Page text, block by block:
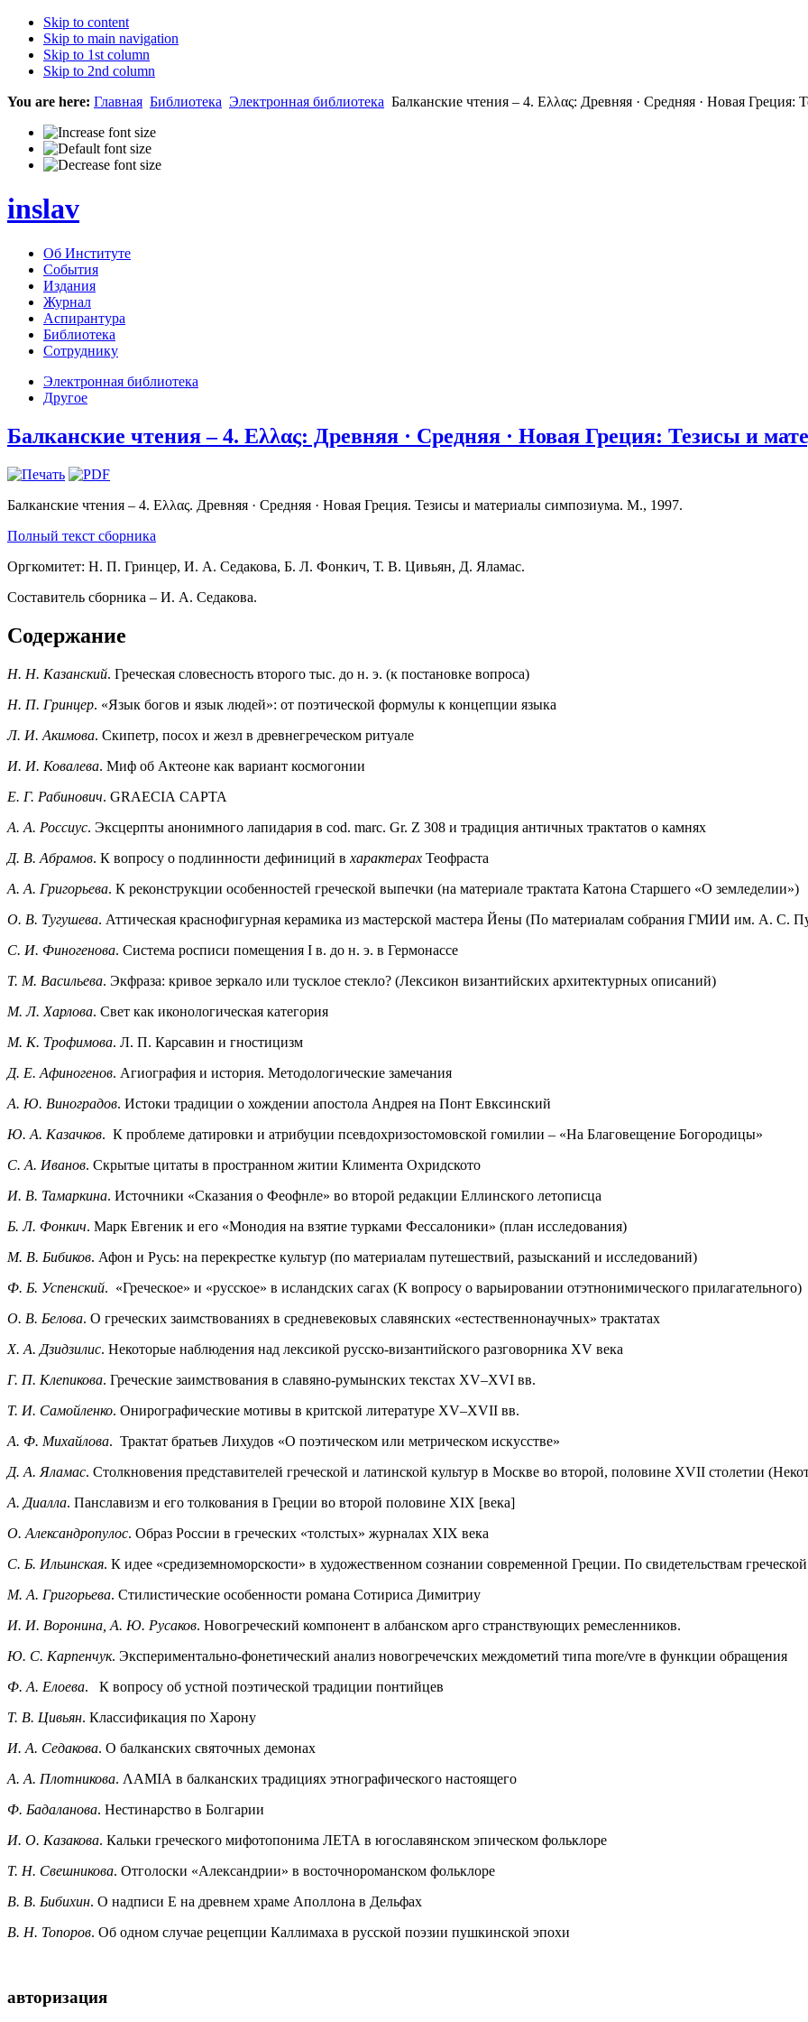
Skip to content
Skip to main navigation
Skip to 1st column
Skip to 2nd column
You are here: Главная Библиотека Электронная библиотека Балканские чтения – 4. Eλλας: Древняя · Средняя · Новая
inslav
Об Институте
События
Издания
Журнал
Аспирантура
Библиотека
Сотруднику
Электронная библиотека
Другое
Балканские чтения – 4. Eλλας: Древняя · Средняя · Новая Греция: Тезисы и
Балканские чтения – 4. Eλλας. Древняя · Средняя · Новая Греция. Тезисы и материалы симпозиума. М., 1997.
Полный текст сборника
Оргкомитет: Н. П. Гринцер, И. А. Седакова, Б. Л. Фонкич, Т. В. Цивьян, Д. Яламас.
Составитель сборника – И. А. Седакова.
Содержание
H. H. Казанский. Греческая словесность второго тыс. до н. э. (к постановке вопроса)
Н. П. Гринцер. «Язык богов и язык людей»: от поэтической формулы к концепции языка
Л. И. Акимова. Скипетр, посох и жезл в древнегреческом ритуале
И. И. Ковалева. Миф об Актеоне как вариант космогонии
Е. Г. Рабинович. GRAECIA CAPTA
А. А. Россиус. Эксцерпты анонимного лапидария в cod. marc. Gr. Z 308 и традиция античных трактатов о камнях
Д. В. Абрамов. К вопросу о подлинности дефиниций в характерах Теофраста
А. А. Григорьева. К реконструкции особенностей греческой выпечки (на материале трактата Катона Старшего «О земледелии»)
О. В. Тугушева. Аттическая краснофигурная керамика из мастерской мастера Йены (По материалам собрания ГМИИ им. А. С.
С. И. Финогенова. Система росписи помещения I в. до н. э. в Гермонассе
Т. М. Васильева. Экфраза: кривое зеркало или тусклое стекло? (Лексикон византийских архитектурных описаний)
М. Л. Харлова. Свет как иконологическая категория
М. К. Трофимова. Л. П. Карсавин и гностицизм
Д. Е. Афиногенов. Агиография и история. Методологические замечания
А. Ю. Виноградов. Истоки традиции о хождении апостола Андрея на Понт Евксинский
Ю. А. Казачков. К проблеме датировки и атрибуции псевдохризостомовской гомилии – «Нa Благовещение Богородицы»
С. А. Иванов. Скрытые цитаты в пространном житии Климента Охридското
И. В. Тамаркина. Источники «Сказания о Феофнле» во второй редакции Еллинского летописца
Б. Л. Фонкич. Марк Евгеник и его «Монодия на взятие турками Фессалоники» (план исследования)
М. В. Бибиков. Афон и Русь: на перекрестке культур (по материалам путешествий, разысканий и исследований)
Ф. Б. Успенский. «Греческое» и «русское» в исландских сагах (К вопросу о варьировании отэтнонимического прилагательного)
О. В. Белова. О греческих заимствованиях в средневековых славянских «естественнонаучных» трактатах
X. А. Дзидзилис. Некоторые наблюдения над лексикой русско-византийского разговорника XV века
Г. П. Клепикова. Греческие заимствования в славяно-румынских текстах XV–XVI вв.
Т. И. Самойленко. Онирографические мотивы в критской литературе XV–XVII вв.
А. Ф. Михайлова. Трактат братьев Лихудов «О поэтическом или метрическом искусстве»
Д. А. Яламас. Столкновения представителей греческой и латинской культур в Москве во второй, половине XVII столетии
А. Диалла. Панславизм и его толкования в Греции во второй половине ХIХ [века]
О. Александропулос. Образ России в греческих «толстых» журналах ХIХ века
С. Б. Ильинская. К идее «средиземноморскости» в художественном сознании современной Греции. По свидетельствам
M. А. Григорьева. Стилистические особенности романа Сотириса Димитриу
И. И. Воронина, А. Ю. Русаков. Новогреческий компонент в албанском арго странствующих ремесленников.
Ю. С. Карпенчук. Экспериментально-фонетический анализ новогречечских междометий типа more/vre в функции обращения
Ф. А. Елоева. К вопросу об устной поэтической традиции понтийцев
Т. В. Цивьян. Классификация по Харону
И. А. Седакова. О балканских святочных демонах
A. А. Плотникова. ΛΑΜΙΑ в балканских традициях этнографического настоящего
Ф. Бадаланова. Нестинарство в Болгарии
И. О. Казакова. Кальки греческого мифотопонима ЛЕТА в югославянском эпическом фольклоре
Т. Н. Свешникова. Отголоски «Александрии» в восточнороманском фольклоре
B. В. Бибихин. О надписи E на древнем храме Аполлона в Дельфах
В. Н. Топоров. Об одном случае рецепции Каллимаха в русской поэзии пушкинской эпохи
авторизация